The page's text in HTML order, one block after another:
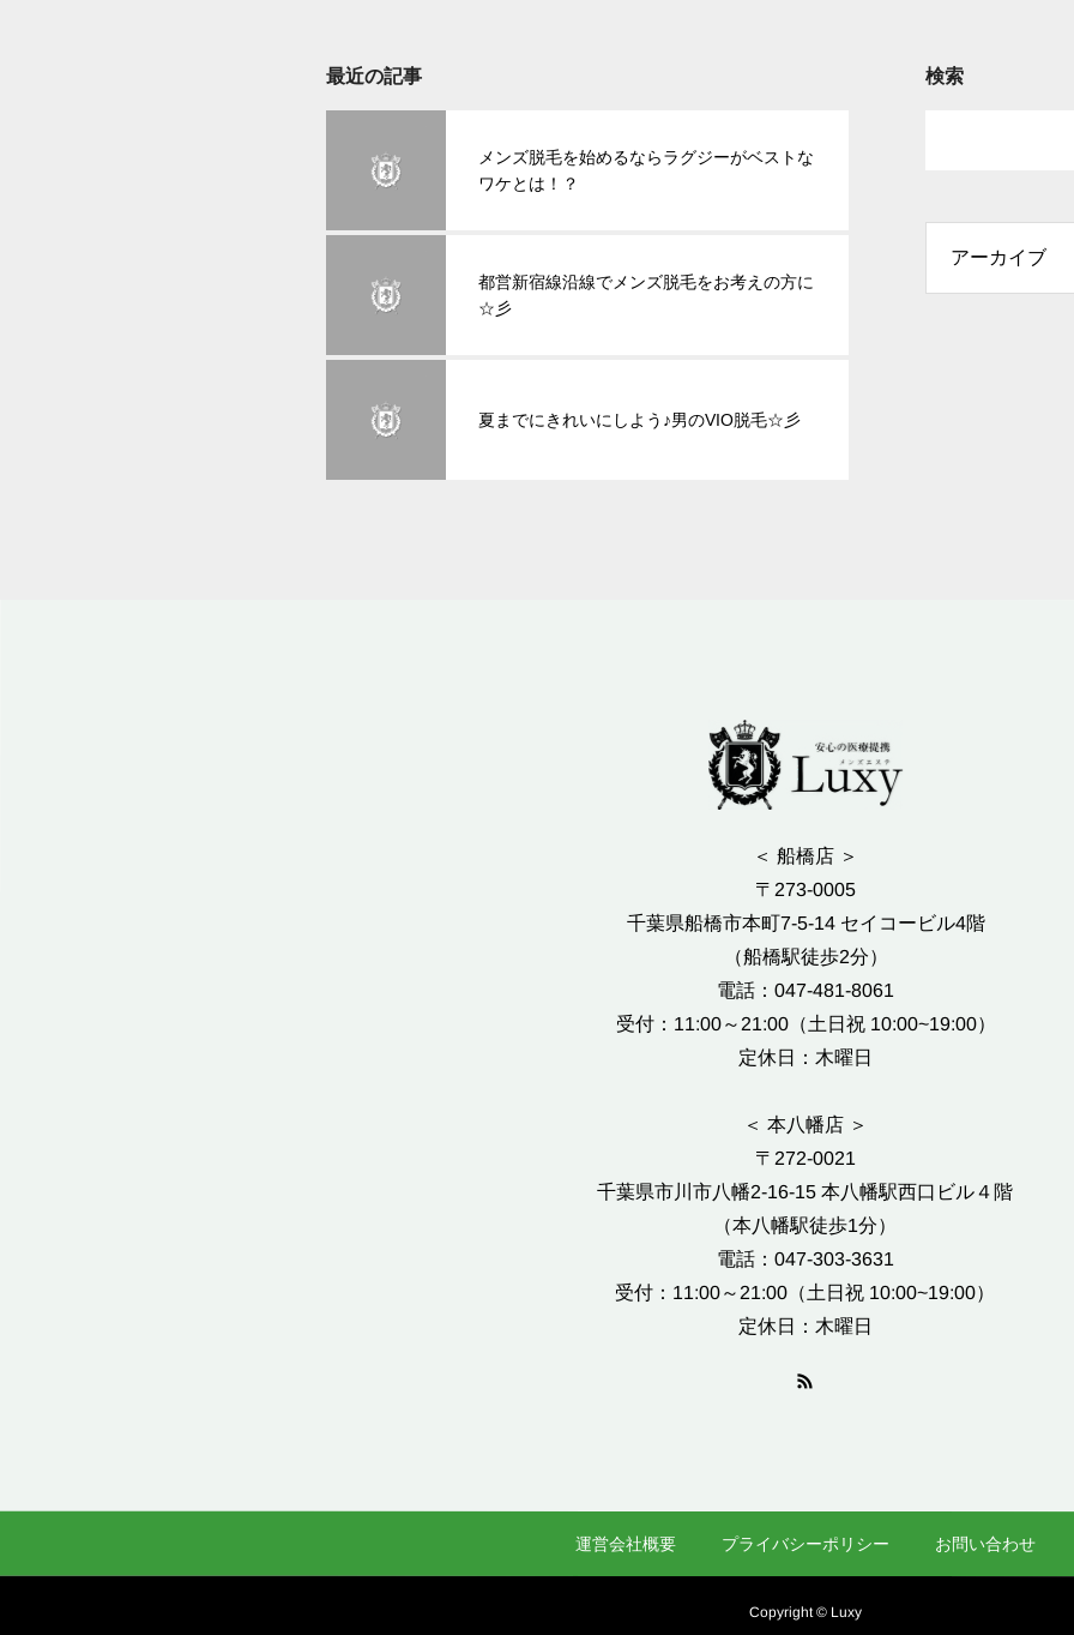
最近の記事
メンズ脱毛を始めるならラグジーがベストな
ワケとは！？
都営新宿線沿線でメンズ脱毛をお考えの方に
☆彡
夏までにきれいにしよう♪男のVIO脱毛☆彡
検索
＜ 船橋店 ＞
〒273-0005
千葉県船橋市本町7-5-14 セイコービル4階
（船橋駅徒歩2分）
電話：047-481-8061
受付：11:00～21:00（土日祝 10:00~19:00）
定休日：木曜日
＜ 本八幡店 ＞
〒272-0021
千葉県市川市八幡2-16-15 本八幡駅西口ビル４階
（本八幡駅徒歩1分）
電話：047-303-3631
受付：11:00～21:00（土日祝 10:00~19:00）
定休日：木曜日
運営会社概要 プライバシーポリシー お問い合わせ
Copyright © Luxy